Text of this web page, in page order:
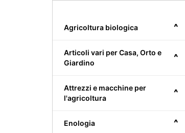
^
Agricoltura biologica
^
Articoli vari per Casa, Orto e
Giardino
^
Attrezzi e macchine per
l'agricoltura
^
Enologia